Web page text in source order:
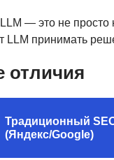
— это не просто
LLM принимать
отличия
Традиционный
(Яндекс/Google)